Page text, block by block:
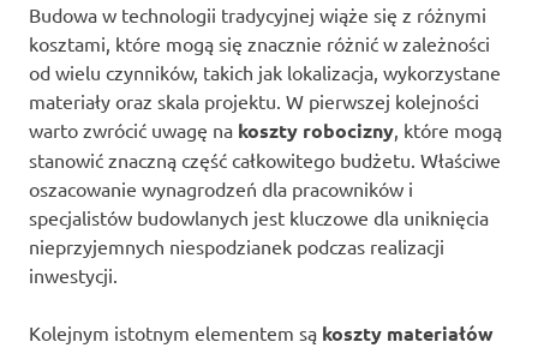
Budowa w technologii tradycyjnej wiąże się z różnymi
kosztami, które mogą się znacznie różnić w zależności
od wielu czynników, takich jak lokalizacja, wykorzystane
materiały oraz skala projektu. W pierwszej kolejności
warto zwrócić uwagę na koszty robocizny , które mogą
stanowić znaczną część całkowitego budżetu. Właściwe
oszacowanie wynagrodzeń dla pracowników i
specjalistów budowlanych jest kluczowe dla uniknięcia
nieprzyjemnych niespodzianek podczas realizacji
inwestycji.
Kolejnym istotnym elementem są koszty materiałów